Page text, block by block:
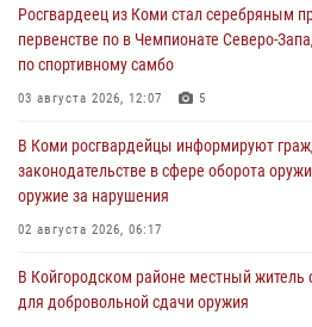
Росгвардеец из Коми стал серебряным
первенстве по в Чемпионате Северо-
по спортивному самбо
03 августа 2026, 12:07 5
В Коми росгвардейцы информируют
законодательстве в сфере оборота
оружие за нарушения
02 августа 2026, 06:17
В Койгородском районе местный житель
для добровольной сдачи оружия